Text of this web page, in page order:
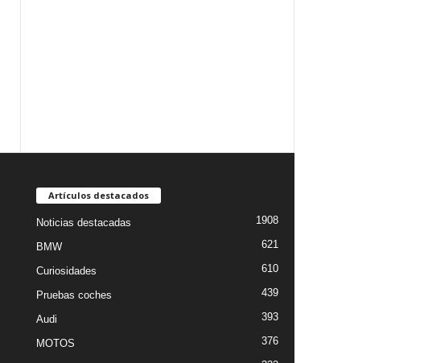
Artículos destacados
Noticias destacadas 1908
BMW 621
Curiosidades 610
Pruebas coches 439
Audi 393
MOTOS 376